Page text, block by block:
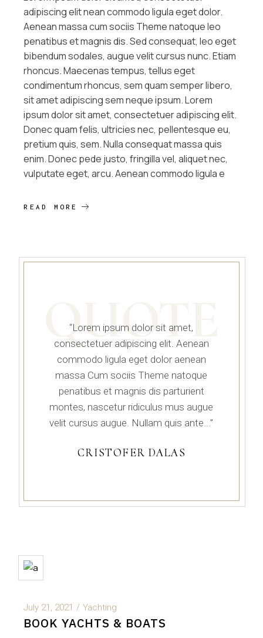
adipiscing elit nean commodo ligula eget dolor.
Aenean massa cum sociis Theme natoque leo
penatibus et magnis dis. Sed consequat, leo eget
bibendum sodales, augue velit cursus nunc. Etiam
rhoncus. Maecenas tempus, tellus eget
condimentum rhoncus, sem quam semper libero,
sit amet adipiscing sem neque ipsum. Lorem
ipsum dolor sit amet, consectetuer adipiscing elit.
Donec quam felis, ultricies nec, pellentesque eu,
pretium quis, sem. Nulla consequat massa quis
enim. Donec pede justo, fringilla vel, aliquet nec,
vulputate eget, arcu. Aenean commodo ligula e
READ MORE
QUOTE
“Lorem ipsum dolor sit amet,
consectetuer adipiscing elit. Aenean
commodo ligula eget dolor aenean
massa Cum sociis Theme natoque
penatibus et magnis dis parturient
montes, nascetur ridiculus mus augue
velit cursus augue. Nullam quis ante...”
CRISTOFER DALAS
July 21, 2021 Yachting
BOOK YACHTS & BOATS